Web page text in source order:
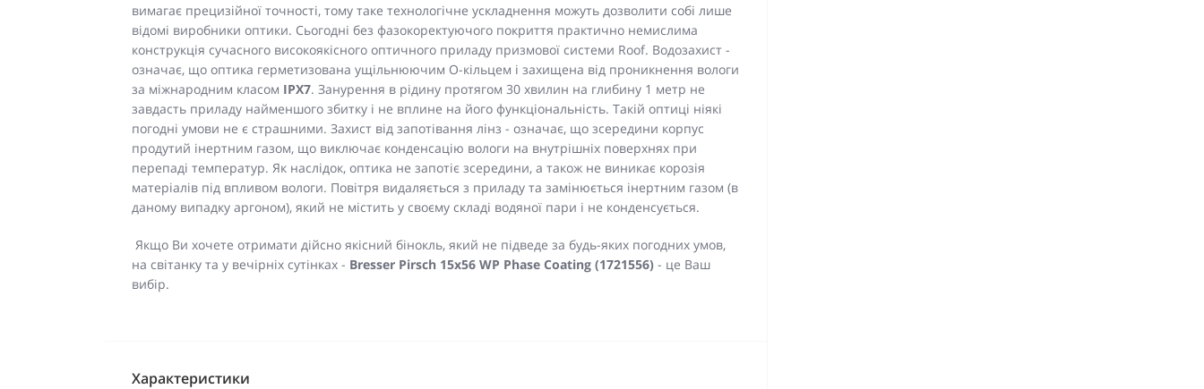
вимагає прецизійної точності, тому таке технологічне ускладнення можуть дозволити собі лише
відомі виробники оптики. Сьогодні без фазокоректуючого покриття практично немислима
конструкція сучасного високоякісного оптичного приладу призмової системи Roof. Водозахист -
означає, що оптика герметизована ущільнюючим О-кільцем і захищена від проникнення вологи
за міжнародним класом IPX7. Занурення в рідину протягом 30 хвилин на глибину 1 метр не
завдасть приладу найменшого збитку і не вплине на його функціональність. Такій оптиці ніякі
погодні умови не є страшними. Захист від запотівання лінз - означає, що зсередини корпус
продутий інертним газом, що виключає конденсацію вологи на внутрішніх поверхнях при
перепаді температур. Як наслідок, оптика не запотіє зсередини, а також не виникає корозія
матеріалів під впливом вологи. Повітря видаляється з приладу та замінюється інертним газом (в
даному випадку аргоном), який не містить у своєму складі водяної пари і не конденсується.
Якщо Ви хочете отримати дійсно якісний бінокль, який не підведе за будь-яких погодних умов,
на світанку та у вечірніх сутінках - Bresser Pirsch 15x56 WP Phase Coating (1721556) - це Ваш
вибір.
Характеристики